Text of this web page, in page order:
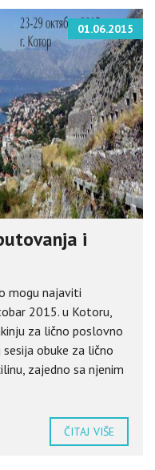
01.06.2015
i
mogu najaviti
2015. u Kotoru,
za lično poslovno
obuke za lično
zajedno sa njenim
ČITAJ VIŠE